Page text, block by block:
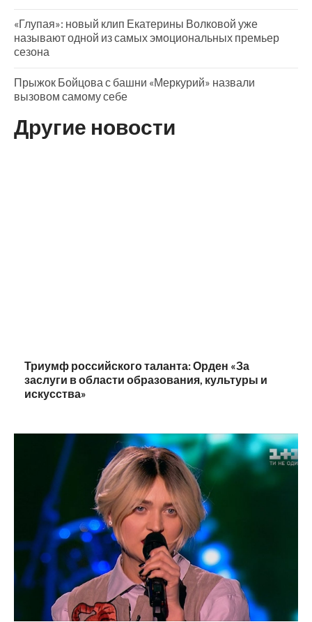
«Глупая»: новый клип Екатерины Волковой уже
называют одной из самых эмоциональных премьер
сезона
Прыжок Бойцова с башни «Меркурий» назвали
вызовом самому себе
Другие новости
Триумф российского таланта: Орден «За
заслуги в области образования, культуры и
искусства»